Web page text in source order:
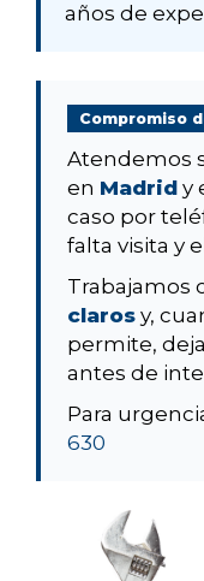
años de
Compromiso
Atendemos
en Madrid y
caso por
falta visita y
Trabajamos
claros y,
permite,
antes de
Para
630